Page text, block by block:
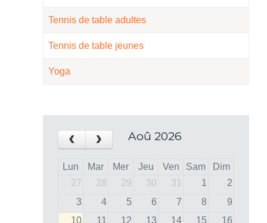
Tennis de table adultes
Tennis de table jeunes
Yoga
‹ › Aoû 2026
Lun Mar Mer Jeu Ven Sam
Dim
27
28 29 30 31 1
2
3
4 5 6 7 8
9
10
11 12 13 14 15
16